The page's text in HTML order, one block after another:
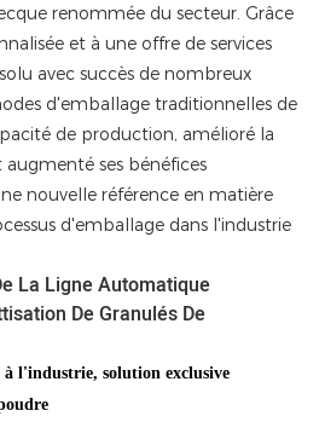
renommée du secteur. Grâce
et à une offre de services
avec succès de nombreux
d'emballage traditionnelles de
de production, amélioré la
ses bénéfices
nouvelle référence en matière
d'emballage dans l'industrie
La Ligne Automatique
De Granulés De
à l'industrie, solution exclusive